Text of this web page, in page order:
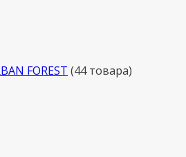
FOREST 44 товара